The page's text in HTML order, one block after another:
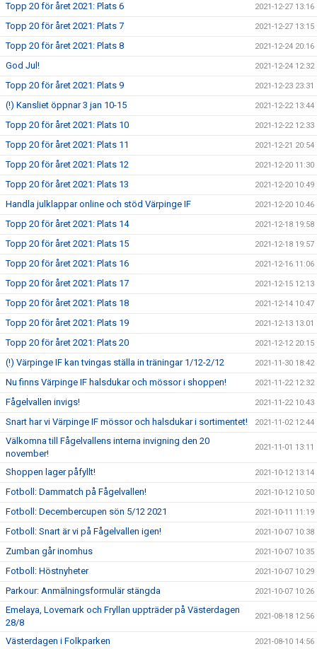
Topp 20 för året 2021: Plats 6 2021-12-27 13:16
Topp 20 för året 2021: Plats 7 2021-12-27 13:15
Topp 20 för året 2021: Plats 8 2021-12-24 20:16
God Jul! 2021-12-24 12:32
Topp 20 för året 2021: Plats 9 2021-12-23 23:31
(!) Kansliet öppnar 3 jan 10-15 2021-12-22 13:44
Topp 20 för året 2021: Plats 10 2021-12-22 12:33
Topp 20 för året 2021: Plats 11 2021-12-21 20:54
Topp 20 för året 2021: Plats 12 2021-12-20 11:30
Topp 20 för året 2021: Plats 13 2021-12-20 10:49
Handla julklappar online och stöd Värpinge IF 2021-12-20 10:46
Topp 20 för året 2021: Plats 14 2021-12-18 19:58
Topp 20 för året 2021: Plats 15 2021-12-18 19:57
Topp 20 för året 2021: Plats 16 2021-12-16 11:06
Topp 20 för året 2021: Plats 17 2021-12-15 12:13
Topp 20 för året 2021: Plats 18 2021-12-14 10:47
Topp 20 för året 2021: Plats 19 2021-12-13 13:01
Topp 20 för året 2021: Plats 20 2021-12-12 20:15
(!) Värpinge IF kan tvingas ställa in träningar 1/12-2/12 2021-11-30 18:42
Nu finns Värpinge IF halsdukar och mössor i shoppen! 2021-11-22 12:32
Fågelvallen invigs! 2021-11-22 10:43
Snart har vi Värpinge IF mössor och halsdukar i sortimentet! 2021-11-02 12:44
Välkomna till Fågelvallens interna invigning den 20
november!
2021-11-01 13:11
Shoppen lager påfyllt! 2021-10-12 13:14
Fotboll: Dammatch på Fågelvallen! 2021-10-12 10:50
Fotboll: Decembercupen sön 5/12 2021 2021-10-11 11:19
Fotboll: Snart är vi på Fågelvallen igen! 2021-10-07 10:38
Zumban går inomhus 2021-10-07 10:35
Fotboll: Höstnyheter 2021-10-07 10:29
Parkour: Anmälningsformulär stängda 2021-10-07 10:26
Emelaya, Lovemark och Fryllan uppträder på Västerdagen
28/8
2021-08-18 12:56
Västerdagen i Folkparken 2021-08-10 14:56